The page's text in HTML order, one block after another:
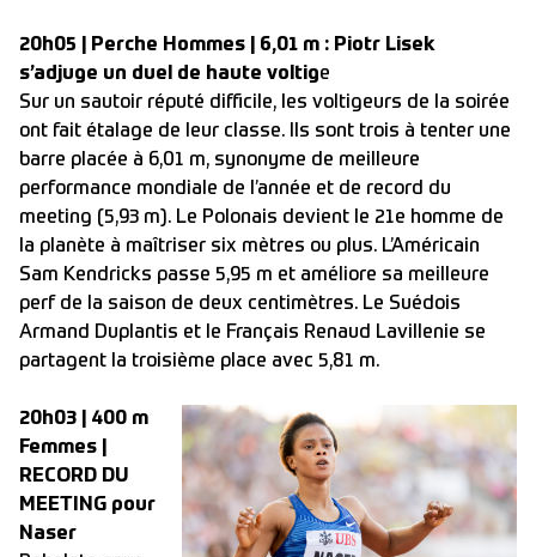
20h05 | Perche Hommes | 6,01 m : Piotr Lisek
s’adjuge un duel de haute voltige
Sur un sautoir réputé difficile, les voltigeurs de la soirée
ont fait étalage de leur classe. Ils sont trois à tenter une
barre placée à 6,01 m, synonyme de meilleure
performance mondiale de l’année et de record du
meeting (5,93 m). Le Polonais devient le 21e homme de
la planète à maîtriser six mètres ou plus. L’Américain
Sam Kendricks passe 5,95 m et améliore sa meilleure
perf de la saison de deux centimètres. Le Suédois
Armand Duplantis et le Français Renaud Lavillenie se
partagent la troisième place avec 5,81 m.
20h03 | 400 m
Femmes |
RECORD DU
MEETING pour
Naser